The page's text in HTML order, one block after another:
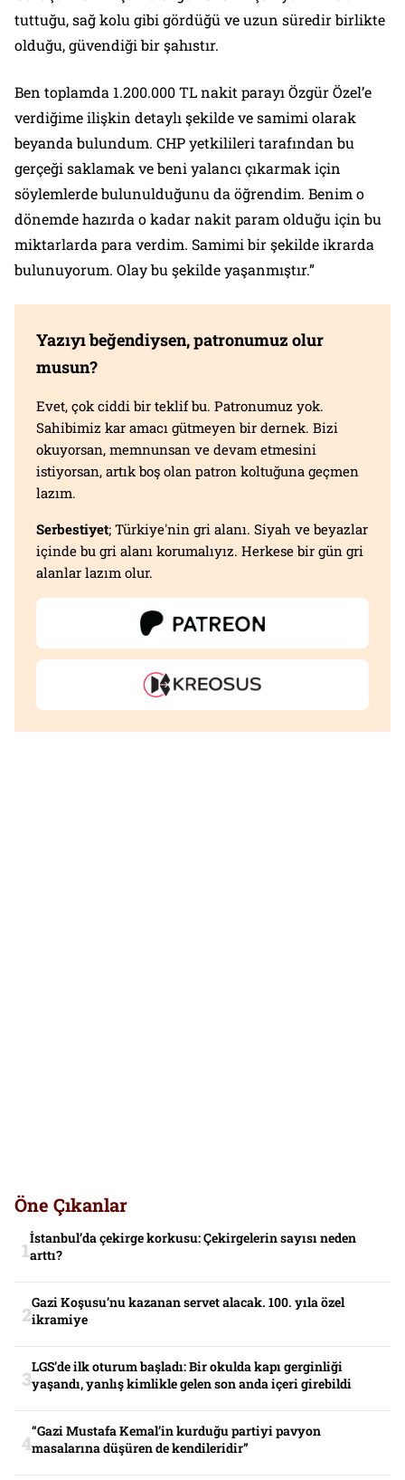
tuttuğu, sağ kolu gibi gördüğü ve uzun süredir birlikte
olduğu, güvendiği bir şahıstır.
Ben toplamda 1.200.000 TL nakit parayı Özgür Özel’e
verdiğime ilişkin detaylı şekilde ve samimi olarak
beyanda bulundum. CHP yetkilileri tarafından bu
gerçeği saklamak ve beni yalancı çıkarmak için
söylemlerde bulunulduğunu da öğrendim. Benim o
dönemde hazırda o kadar nakit param olduğu için bu
miktarlarda para verdim. Samimi bir şekilde ikrarda
bulunuyorum. Olay bu şekilde yaşanmıştır.”
Yazıyı beğendiysen, patronumuz olur
musun?
Evet, çok ciddi bir teklif bu. Patronumuz yok.
Sahibimiz kar amacı gütmeyen bir dernek. Bizi
okuyorsan, memnunsan ve devam etmesini
istiyorsan, artık boş olan patron koltuğuna geçmen
lazım.
Serbestiyet; Türkiye'nin gri alanı. Siyah ve beyazlar
içinde bu gri alanı korumalıyız. Herkese bir gün gri
alanlar lazım olur.
Öne Çıkanlar
İstanbul’da çekirge korkusu: Çekirgelerin sayısı neden
arttı?
Gazi Koşusu’nu kazanan servet alacak. 100. yıla özel
ikramiye
LGS’de ilk oturum başladı: Bir okulda kapı gerginliği
yaşandı, yanlış kimlikle gelen son anda içeri girebildi
“Gazi Mustafa Kemal’in kurduğu partiyi pavyon
masalarına düşüren de kendileridir”